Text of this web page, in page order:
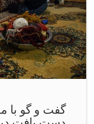
گفت و گو با مدل